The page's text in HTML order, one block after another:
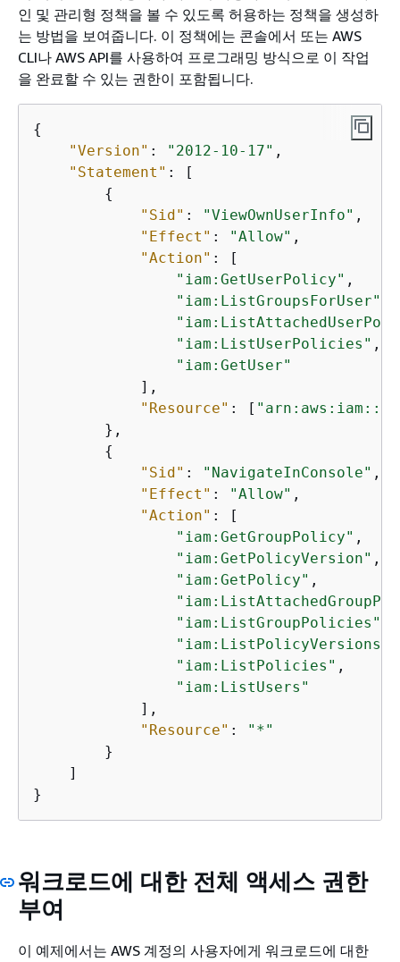
인 및 관리형 정책을 볼 수 있도록 허용하는 정책을 생성하
는 방법을 보여줍니다. 이 정책에는 콘솔에서 또는 AWS
CLI나 AWS API를 사용하여 프로그래밍 방식으로 이 작업
을 완료할 수 있는 권한이 포함됩니다.
{
"Version" : "2012-10-17" ,
"Statement" : [
{
"Sid" : "ViewOwnUserInfo" ,
"Effect" : "Allow" ,
"Action" : [
"iam:GetUserPolicy" ,
"iam:ListGroupsForUser"
"iam:ListUserPolicies" ,
"iam:GetUser"
            ],
"Resource" : [
        },
{
"Sid" : "NavigateInConsole" ,
"Effect" : "Allow" ,
"Action" : [
"iam:GetGroupPolicy" ,
"iam:GetPolicyVersion" ,
"iam:GetPolicy" ,
"iam:ListGroupPolicies"
"iam:ListPolicyVersions"
"iam:ListPolicies" ,
"iam:ListUsers"
            ],
"Resource" :
"*"
        }
    ]
}
워크로드에 대한 전체 액세스 권한
부여
이 예제에서는 AWS 계정의 사용자에게 워크로드에 대한